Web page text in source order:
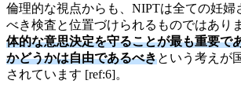
倫理的な視点からも、NIPTは全ての妊婦
べき検査と位置づけられるものではあり
体的な意思決定を守ることが最も重要で
かどうかは自由であるべきという考えが
されています [ref:6]。